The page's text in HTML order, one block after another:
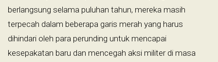
berlangsung selama puluhan tahun, mereka masih
terpecah dalam beberapa garis merah yang harus
dihindari oleh para perunding untuk mencapai
kesepakatan baru dan mencegah aksi militer di masa